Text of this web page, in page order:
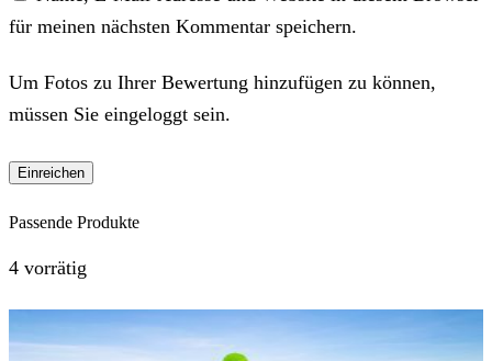
für meinen nächsten Kommentar speichern.
Um Fotos zu Ihrer Bewertung hinzufügen zu können,
müssen Sie eingeloggt sein.
Passende Produkte
4 vorrätig